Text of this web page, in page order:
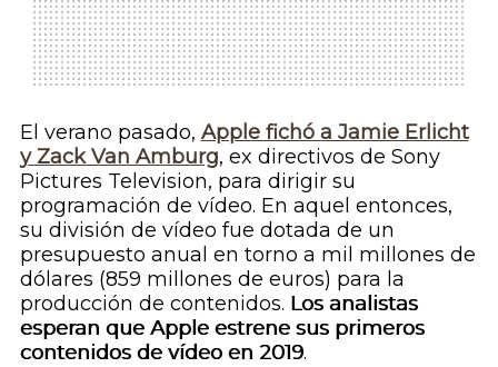
El verano pasado, Apple fichó a Jamie Erlicht
y Zack Van Amburg, ex directivos de Sony
Pictures Television, para dirigir su
programación de vídeo. En aquel entonces,
su división de vídeo fue dotada de un
presupuesto anual en torno a mil millones de
dólares (859 millones de euros) para la
producción de contenidos. Los analistas
esperan que Apple estrene sus primeros
contenidos de vídeo en 2019.